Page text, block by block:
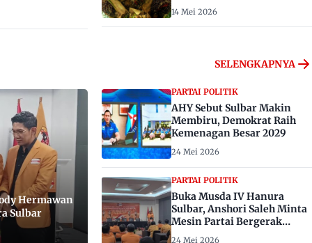
14 Mei 2026
SELENGKAPNYA
Hermawan
Sulbar
PARTAI POLITIK
AHY Sebut Sulbar Makin
Membiru, Demokrat Raih
Kemenagan Besar 2029
24 Mei 2026
PARTAI POLITIK
Buka Musda IV Hanura
Sulbar, Anshori Saleh Minta
Mesin Partai Bergerak
Menangkan Pemilu 2029
24 Mei 2026